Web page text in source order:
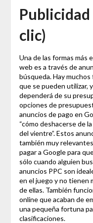
Publicidad
clic)
Una de las formas más
web es a través de
búsqueda. Hay
que se pueden utilizar,
dependerá de su
opciones de
anuncios de pago en
“cómo deshacerse de
del vientre”. Estos
también muy
pagar a Google para
sólo cuando alguien
anuncios PPC son
en el juego y no tienen
de ellas. También
online que acaban de
una pequeña fortuna
clasificaciones.